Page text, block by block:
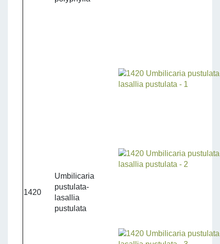
1420
Umbilicaria
pustulata-
lasallia
pustulata